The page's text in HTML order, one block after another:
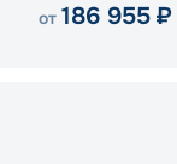
от 186 955 ₽